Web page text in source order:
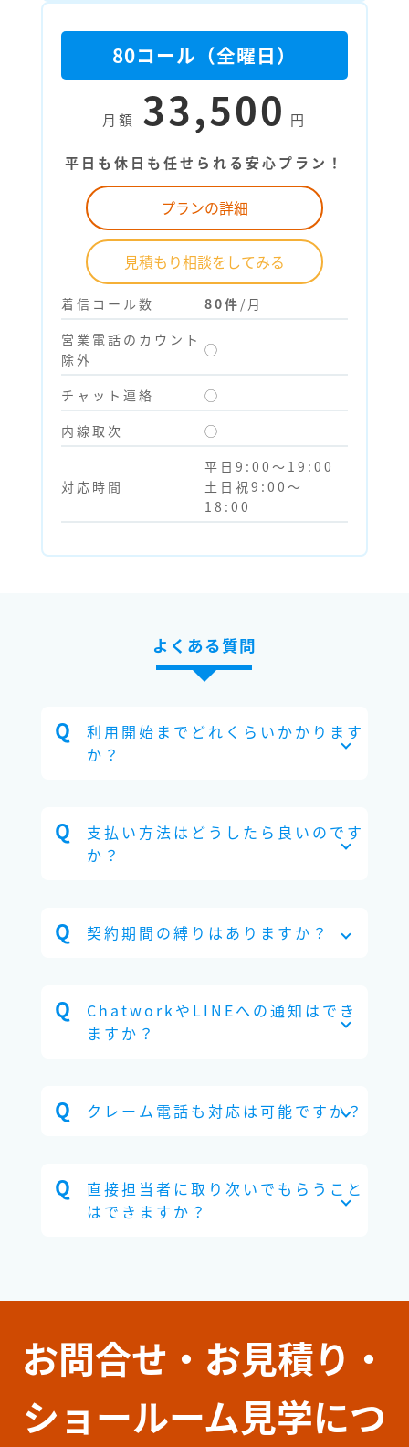
80コール（全曜日）
月額 33,500 円
平日も休日も任せられる安心プラン！
プランの詳細
見積もり相談をしてみる
着信コール数 80件 /月
営業電話のカウント
除外
◯
チャット連絡
◯
内線取次
◯
対応時間
平日9:00～19:00
土日祝9:00～
18:00
よくある質問
利用開始までどれくらいかかります
か？
支払い方法はどうしたら良いのです
か？
契約期間の縛りはありますか？
ChatworkやLINEへの通知はでき
ますか？
クレーム電話も対応は可能ですか？
直接担当者に取り次いでもらうこと
はできますか？
お問合せ・お見積り・
ショールーム見学につ